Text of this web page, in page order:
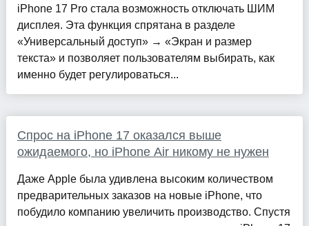
iPhone 17 Pro стала возможность отключать ШИМ
дисплея. Эта функция спрятана в разделе
«Универсальный доступ» → «Экран и размер
текста» и позволяет пользователям выбирать, как
именно будет регулироваться...
Спрос на iPhone 17 оказался выше
ожидаемого, но iPhone Air никому не нужен
Даже Apple была удивлена высоким количеством
предварительных заказов на новые iPhone, что
побудило компанию увеличить производство. Спустя